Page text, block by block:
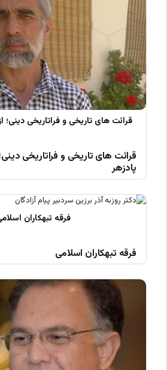
قرائت های تاریخی و فراتاریخی
پادزهر
فرقه تبهکاران اسلامی